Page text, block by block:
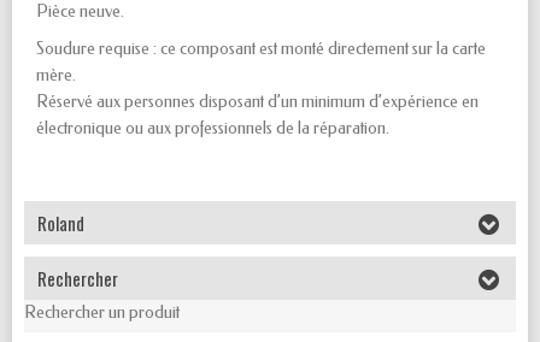
Pièce neuve.
Soudure requise : ce composant est monté directement sur la carte
mère.
Réservé aux personnes disposant d’un minimum d’expérience en
électronique ou aux professionnels de la réparation.
Roland
Rechercher
Rechercher un produit